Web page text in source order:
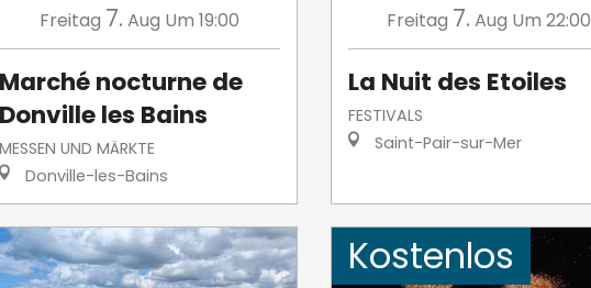
Freitag 7. Aug Um 19:00
Marché nocturne de
Donville les Bains
MESSEN UND MÄRKTE
Donville-les-Bains
Freitag 7. Aug Um 22:00
La Nuit des Etoiles
FESTIVALS
Saint-Pair-sur-Mer
Kostenlos